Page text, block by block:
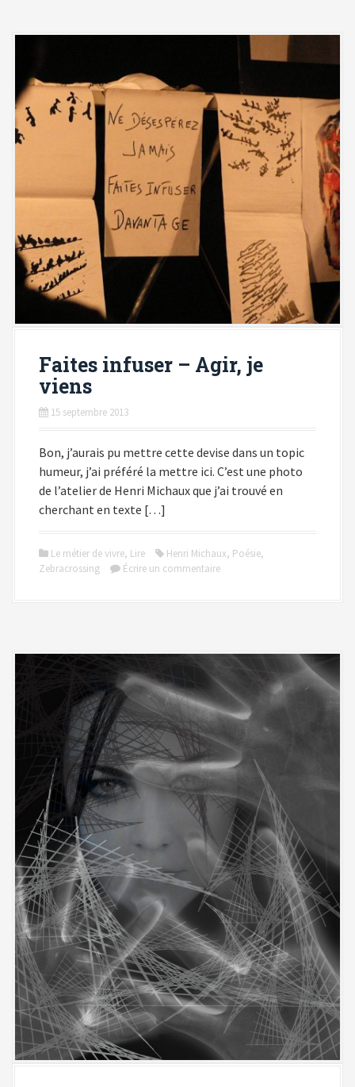
Faites infuser – Agir, je
viens
15 septembre 2013
Bon, j’aurais pu mettre cette devise dans un topic
humeur, j’ai préféré la mettre ici. C’est une photo
de l’atelier de Henri Michaux que j’ai trouvé en
cherchant en texte […]
Le métier de vivre, Lire Henri Michaux, Poésie,
Zebracrossing
Écrire un commentaire